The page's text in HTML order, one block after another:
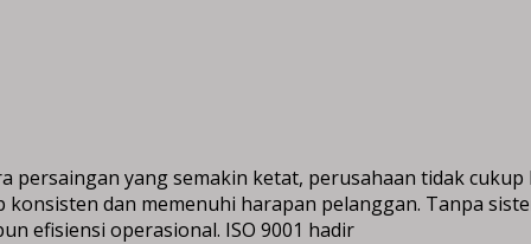
yang semakin ketat, perusahaan tidak
dan memenuhi harapan pelanggan. Tanpa
efisiensi operasional. ISO 9001 hadir